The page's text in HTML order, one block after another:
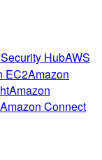
HubAWS
EC2Amazon
Amazon
Amazon Connect